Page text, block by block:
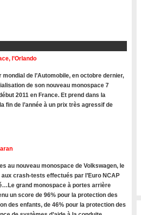
l’Orlando
de l’Automobile, en octobre dernier,
de son nouveau monospace 7
2011 en France. Et prend dans la
fin de l’année à un prix très agressif de
au nouveau monospace de Volkswagen, le
crash-tests effectués par l’Euro NCAP
grand monospace à portes arrière
un score de 96% pour la protection des
des enfants, de 46% pour la protection des